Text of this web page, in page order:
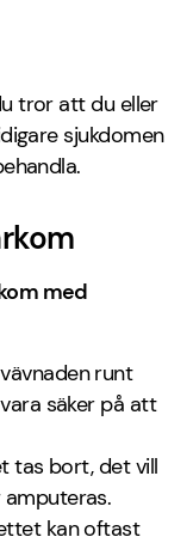
tror att du eller
sjukdomen
med
runt
säker på att
tas bort, det vill
kan oftast